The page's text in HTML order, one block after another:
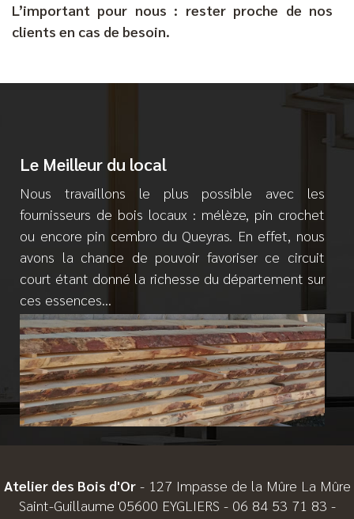
L’important pour nous : rester proche de nos
clients en cas de besoin.
Le Meilleur du local
Nous travaillons le plus possible avec les
fournisseurs de bois locaux : mélèze, pin crochet
ou encore pin cembro du Queyras. En effet, nous
avons la chance de pouvoir favoriser ce circuit
court étant donné la richesse du département sur
ces essences…
Atelier des Bois d'Or- 127 Impasse de la Mûre La Mûre
Saint-Guillaume 05600 EYGLIERS - 06 84 53 71 83 -